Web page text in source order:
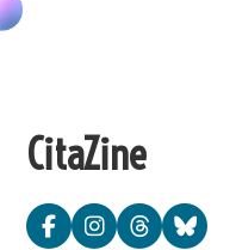
CitaZine